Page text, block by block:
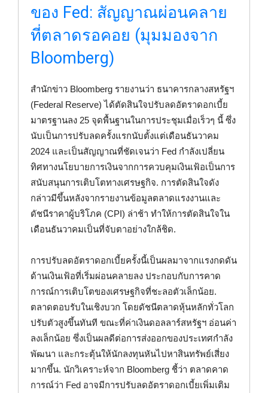
ของ Fed: สัญญาณผ่อนคลาย
ที่ตลาดรอคอย (มุมมองจาก
Bloomberg)
สำนักข่าว Bloomberg รายงานว่า ธนาคารกลางสหรัฐฯ
(Federal Reserve) ได้ตัดสินใจปรับลดอัตราดอกเบี้ย
มาตรฐานลง 25 จุดพื้นฐานในการประชุมเมื่อเร็วๆ นี้ ซึ่ง
นับเป็นการปรับลดครั้งแรกนับตั้งแต่เดือนธันวาคม
2024 และเป็นสัญญาณที่ชัดเจนว่า Fed กำลังเปลี่ยน
ทิศทางนโยบายการเงินจากการควบคุมเงินเฟ้อเป็นการ
สนับสนุนการเติบโตทางเศรษฐกิจ. การตัดสินใจดัง
กล่าวมีขึ้นหลังจากรายงานข้อมูลตลาดแรงงานและ
ดัชนีราคาผู้บริโภค (CPI) ล่าช้า ทำให้การตัดสินใจใน
เดือนธันวาคมเป็นที่จับตาอย่างใกล้ชิด.
การปรับลดอัตราดอกเบี้ยครั้งนี้เป็นผลมาจากแรงกดดัน
ด้านเงินเฟ้อที่เริ่มผ่อนคลายลง ประกอบกับการคาด
การณ์การเติบโตของเศรษฐกิจที่ชะลอตัวเล็กน้อย.
ตลาดตอบรับในเชิงบวก โดยดัชนีตลาดหุ้นหลักทั่วโลก
ปรับตัวสูงขึ้นทันที ขณะที่ค่าเงินดอลลาร์สหรัฐฯ อ่อนค่า
ลงเล็กน้อย ซึ่งเป็นผลดีต่อการส่งออกของประเทศกำลัง
พัฒนา และกระตุ้นให้นักลงทุนหันไปหาสินทรัพย์เสี่ยง
มากขึ้น. นักวิเคราะห์จาก Bloomberg ชี้ว่า ตลาดคาด
การณ์ว่า Fed อาจมีการปรับลดอัตราดอกเบี้ยเพิ่มเติม